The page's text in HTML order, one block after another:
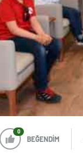
0
BEĞENDİM